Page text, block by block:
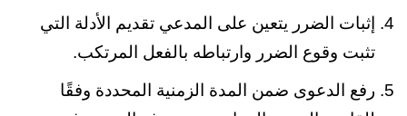
إثبات الضرر يتعين على المدعي تقديم الأدلة التي
تثبت وقوع الضرر وارتباطه بالفعل المرتكب.
رفع الدعوى ضمن المدة الزمنية المحددة وفقًا